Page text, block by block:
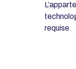
requise.